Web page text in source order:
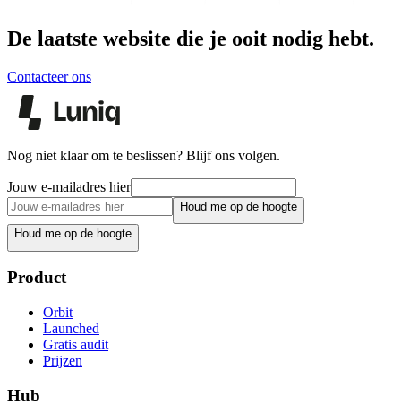
De laatste website die je ooit nodig hebt.
Contacteer ons
Nog niet klaar om te beslissen? Blijf ons volgen.
Jouw e-mailadres hier
Houd me op de hoogte
Houd me op de hoogte
Product
Orbit
Launched
Gratis audit
Prijzen
Hub